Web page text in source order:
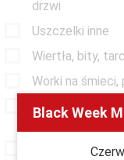
drzwi
Uszczelki inne
Wiertła, bity,
Worki na śmieci,
Wynajem
KORONAWIRUS
Black Week